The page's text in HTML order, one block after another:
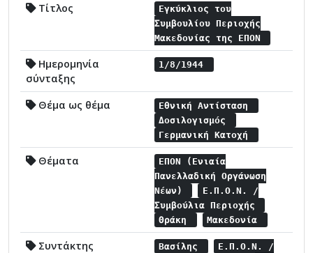
Τίτλος
Εγκύκλιος του
Συμβουλίου Περιοχής
Μακεδονίας της ΕΠΟΝ
Ημερομηνία
σύνταξης
1/8/1944
Θέμα ως θέμα
Εθνική Αντίσταση
Δοσιλογισμός
Γερμανική Κατοχή
Θέματα
ΕΠΟΝ (Ενιαία
Πανελλαδική Οργάνωση
Νέων)
Ε.Π.Ο.Ν. /
Συμβούλια Περιοχής
Θράκη
Μακεδονία
Συντάκτης Βασίλης
Ε.Π.Ο.Ν. /